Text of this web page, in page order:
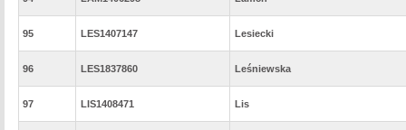
95 LES1407147 Lesiecki
96 LES1837860 Leśniewska
97 LIS1408471 Lis